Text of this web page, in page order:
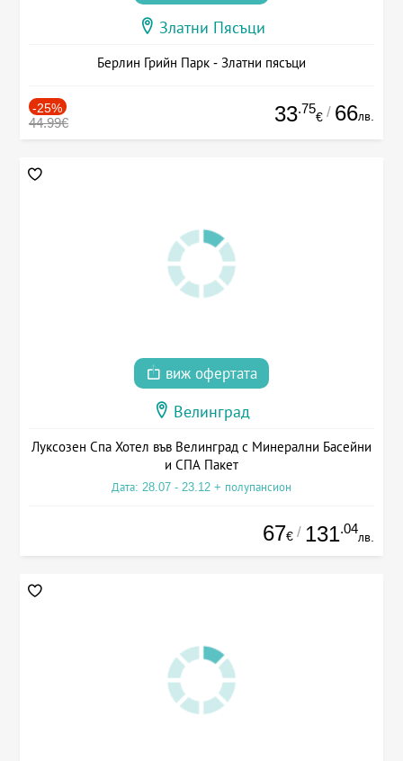
Златни Пясъци
Берлин Грийн Парк - Златни пясъци
-25%
44.99€ 33.75
€ / 66лв.
виж офертата
Велинград
Луксозен Спа Хотел във Велинград с Минерални Басейни
и СПА Пакет
Дата: 28.07 - 23.12 + полупансион
67€ / 131.04
лв.